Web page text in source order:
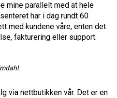
mine parallelt med at hele
har i dag rundt 60
med kundene våre, enten det
fakturering eller support.
via nettbutikken vår. Det er en